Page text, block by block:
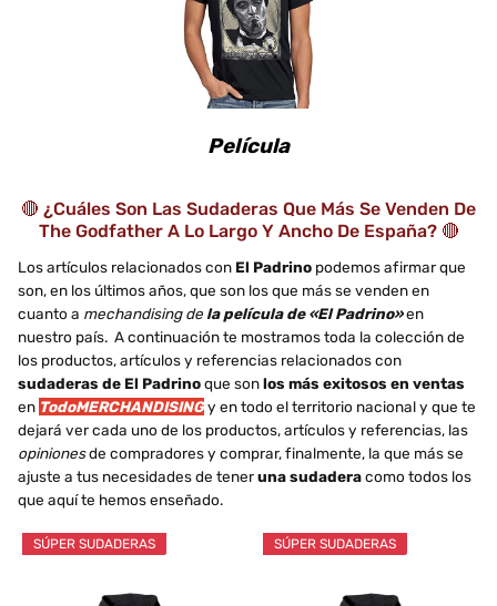
Película
🔴 ¿Cuáles Son Las Sudaderas Que Más Se Venden De
The Godfather A Lo Largo Y Ancho De España? 🔴
Los artículos relacionados con El Padrino podemos afirmar que
son, en los últimos años, que son los que más se venden en
cuanto a mechandising de la película de «El Padrino»en
nuestro país. A continuación te mostramos toda la colección de
los productos, artículos y referencias relacionados con
sudaderas de El Padrinoque sonlos más exitosos en ventas
en TodoMERCHANDISINGy en todo el territorio nacional y que te
dejará ver cada uno de los productos, artículos y referencias, las
opinionesde compradores y comprar, finalmente, la que más se
ajuste a tus necesidades de teneruna sudaderacomo todos los
que aquí te hemos enseñado.
SÚPER SUDADERAS SÚPER SUDADERAS